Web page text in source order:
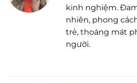
kinh nghiệm.
nhiên, phong
trẻ, thoáng mát
người.